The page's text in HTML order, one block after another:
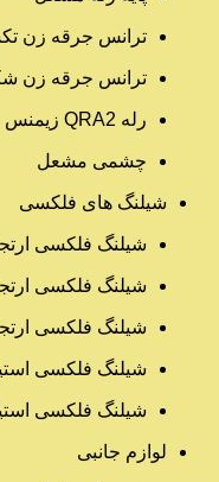
ترانس جرقه زن
ترانس جرقه زن
رله QRA2 زیمنس
چشمی مشعل
شیلنگ های فلکسی
شیلنگ فلکسی
شیلنگ فلکسی
شیلنگ فلکسی
شیلنگ فلکسی
شیلنگ فلکسی
لوازم جانبی